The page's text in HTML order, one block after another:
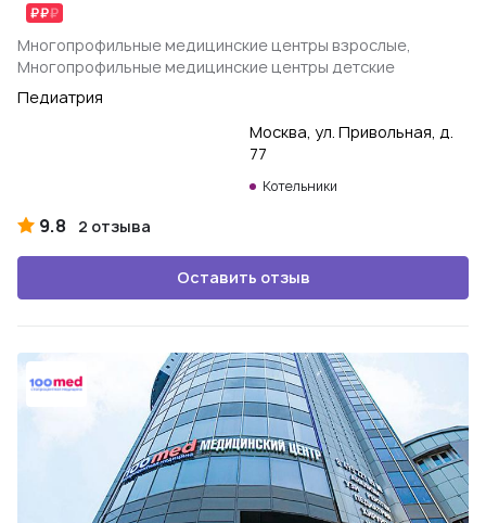
Многопрофильные медицинские центры взрослые,
Многопрофильные медицинские центры детские
Педиатрия
Москва, ул. Привольная, д.
77
Котельники
9.8 2 отзыва
Оставить отзыв